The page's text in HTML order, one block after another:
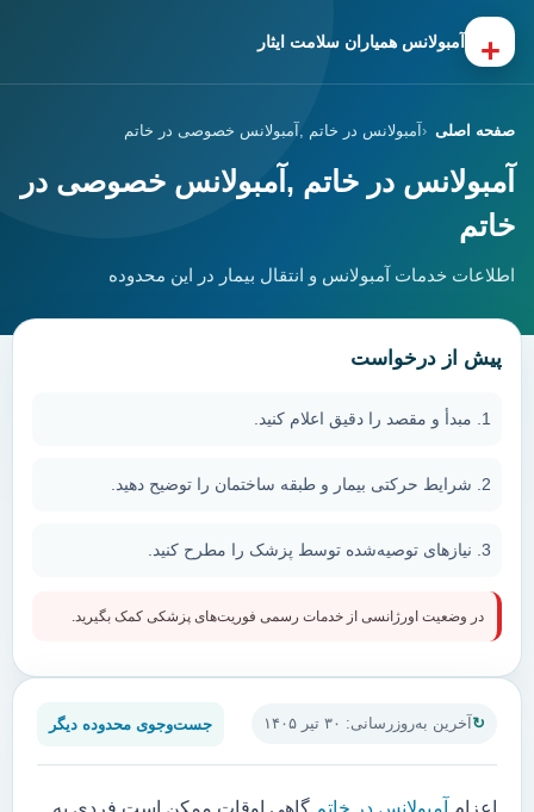
+ آمبولانس همیاران سلامت ایثار
صفحه اصلی آمبولانس در خاتم ,آمبولانس خصوصی در خاتم
آمبولانس در خاتم ,آمبولانس خصوصی در
خاتم
اطلاعات خدمات آمبولانس و انتقال بیمار در این محدوده
آخرین به‌روزرسانی: ۳۰ تیر ۱۴۰۵ جست‌وجوی محدوده دیگر
اعزام آمبولانس در خاتم گاهی اوقات ممکن است فردی به
پیش از درخواست
مبدأ و مقصد را دقیق اعلام کنید.
شرایط حرکتی بیمار و طبقه ساختمان را توضیح دهید.
نیازهای توصیه‌شده توسط پزشک را مطرح کنید.
در وضعیت اورژانسی از خدمات رسمی فوریت‌های پزشکی کمک بگیرید.